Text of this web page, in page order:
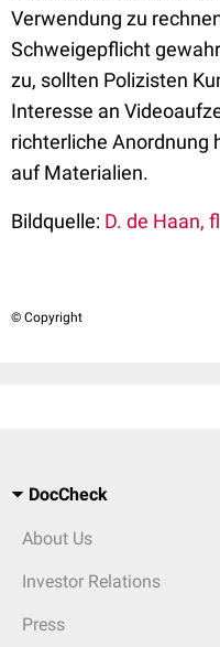
Verwendung zu
Schweigepflicht
zu, sollten Polizisten
Interesse an
richterliche Anordnung
auf Materialien.
Bildquelle: D. de Haan,
© Copyright
DocCheck
About Us
Investor Relations
Press